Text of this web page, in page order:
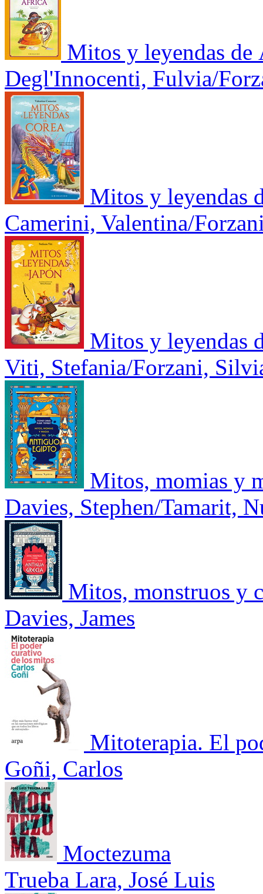
Mitos y leyendas de
Degl'Innocenti, Fulvia/
Mitos y leyendas
Camerini, Valentina/
Mitos y leyendas
Viti, Stefania/Forzani,
Mitos, momias y
Davies, Stephen/Tamarit,
Mitos, monstruos y
Davies, James
Mitoterapia. El
Goñi, Carlos
Moctezuma
Trueba Lara, José Luis